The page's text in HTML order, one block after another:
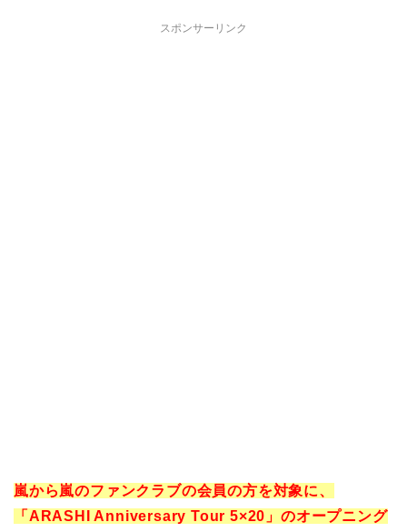
スポンサーリンク
嵐から嵐のファンクラブの会員の方を対象に、
「ARASHI Anniversary Tour 5×20」のオープニング